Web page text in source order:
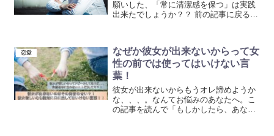
願いした、「常に清潔感を保つ」は実践
出来たでしょうか？？ 前の記事に戻る
恋愛
なぜか彼女が出来ないからって女
性の前では使ってはいけない言
葉！
彼女が出来ないからもうオレ諦めようか
な、、、。なんてお悩みのあなたへ。こ
の記事を読んで「もしかしたら、あなた